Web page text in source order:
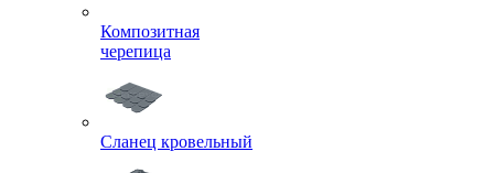
Композитная
черепица
Сланец кровельный